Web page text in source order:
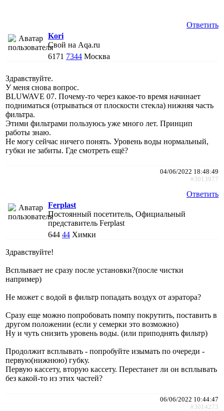
Ответить
Kori
Свой на Aqa.ru
6171 7344 Москва
Здравствуйте.
У меня снова вопрос.
BLUWAVE 07. Почему-то через какое-то время начинает
подниматься (отрываться от плоскости стекла) нижняя часть
фильтра.
Этими фильтрами пользуюсь уже много лет. Принцип
работы знаю.
Не могу сейчас ничего понять. Уровень воды нормальный,
губки не забиты. Где смотреть ещё?
04/06/2022 18:48:49
#3013977
Ответить
Ferplast
Постоянный посетитель, Официальный
представитель Ferplast
644 44 Химки
Здравствуйте!
Всплывает не сразу после установки?(после чистки
например)
Не может с водой в фильтр попадать воздух от аэратора?
Сразу еще можно попробовать помпу покрутить, поставить в
другом положении (если у семерки это возможно)
Ну и чуть снизить уровень воды. (или приподнять фильтр)
Продолжит всплывать - попробуйте изымать по очереди -
первую(нижнюю) губку.
Первую кассету, вторую кассету. Перестанет ли он всплывать
без какой-то из этих частей?
06/06/2022 10:44:47
#3014273